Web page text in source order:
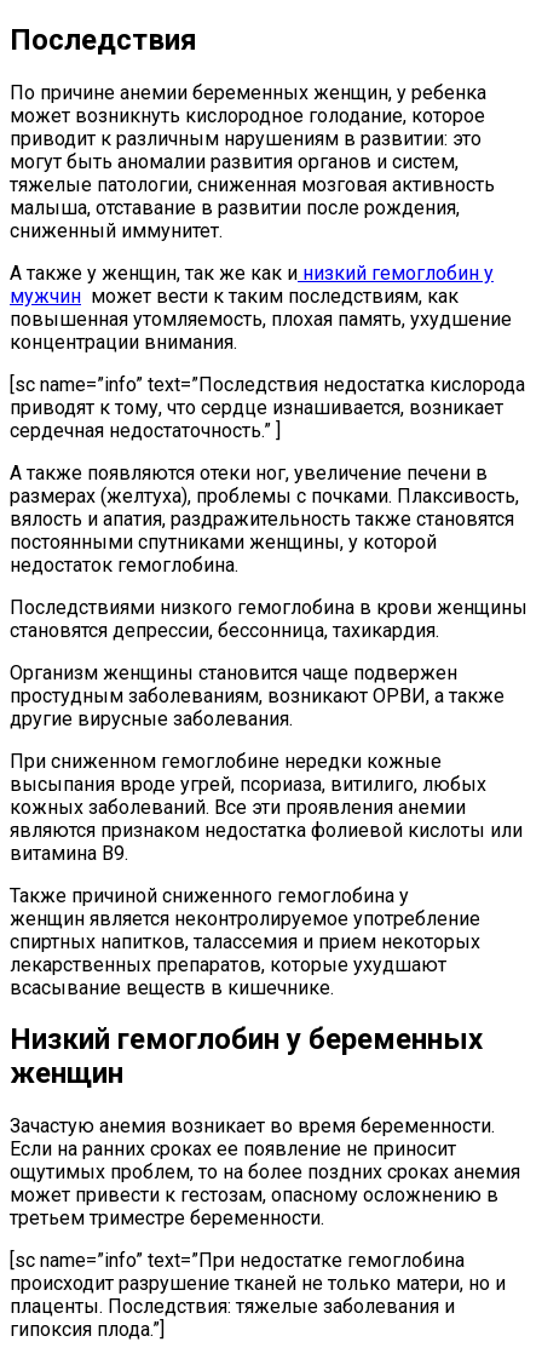
Последствия
По причине анемии беременных женщин, у ребенка
может возникнуть кислородное голодание, которое
приводит к различным нарушениям в развитии: это
могут быть аномалии развития органов и систем,
тяжелые патологии, сниженная мозговая активность
малыша, отставание в развитии после рождения,
сниженный иммунитет.
А также у женщин, так же как и низкий гемоглобин у
мужчин может вести к таким последствиям, как
повышенная утомляемость, плохая память, ухудшение
концентрации внимания.
[sc name=”info” text=”Последствия недостатка кислорода
приводят к тому, что сердце изнашивается, возникает
сердечная недостаточность.” ]
А также появляются отеки ног, увеличение печени в
размерах (желтуха), проблемы с почками. Плаксивость,
вялость и апатия, раздражительность также становятся
постоянными спутниками женщины, у которой
недостаток гемоглобина.
Последствиями низкого гемоглобина в крови женщины
становятся депрессии, бессонница, тахикардия.
Организм женщины становится чаще подвержен
простудным заболеваниям, возникают ОРВИ, а также
другие вирусные заболевания.
При сниженном гемоглобине нередки кожные
высыпания вроде угрей, псориаза, витилиго, любых
кожных заболеваний. Все эти проявления анемии
являются признаком недостатка фолиевой кислоты или
витамина В9.
Также причиной сниженного гемоглобина у
женщин является неконтролируемое употребление
спиртных напитков, талассемия и прием некоторых
лекарственных препаратов, которые ухудшают
всасывание веществ в кишечнике.
Низкий гемоглобин у беременных
женщин
Зачастую анемия возникает во время беременности.
Если на ранних сроках ее появление не приносит
ощутимых проблем, то на более поздних сроках анемия
может привести к гестозам, опасному осложнению в
третьем триместре беременности.
[sc name=”info” text=”При недостатке гемоглобина
происходит разрушение тканей не только матери, но и
плаценты. Последствия: тяжелые заболевания и
гипоксия плода.”]